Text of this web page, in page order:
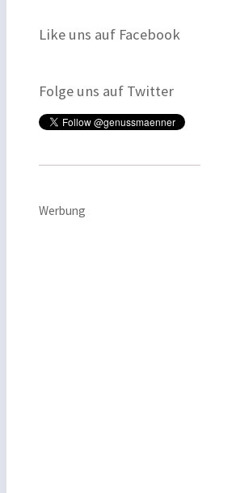
Like uns auf Facebook
Folge uns auf Twitter
Werbung